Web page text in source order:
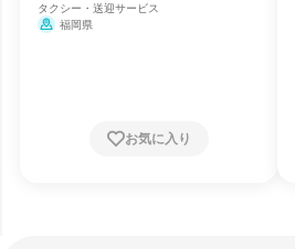
タクシー・送迎サービス
福岡県
お気に入り